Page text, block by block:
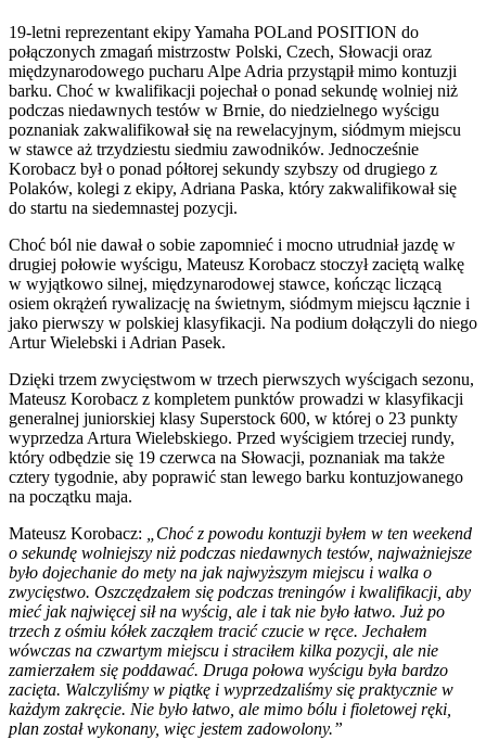
19-letni reprezentant ekipy Yamaha POLand POSITION do
połączonych zmagań mistrzostw Polski, Czech, Słowacji oraz
międzynarodowego pucharu Alpe Adria przystąpił mimo kontuzji
barku. Choć w kwalifikacji pojechał o ponad sekundę wolniej niż
podczas niedawnych testów w Brnie, do niedzielnego wyścigu
poznaniak zakwalifikował się na rewelacyjnym, siódmym miejscu
w stawce aż trzydziestu siedmiu zawodników. Jednocześnie
Korobacz był o ponad półtorej sekundy szybszy od drugiego z
Polaków, kolegi z ekipy, Adriana Paska, który zakwalifikował się
do startu na siedemnastej pozycji.
Choć ból nie dawał o sobie zapomnieć i mocno utrudniał jazdę w
drugiej połowie wyścigu, Mateusz Korobacz stoczył zaciętą walkę
w wyjątkowo silnej, międzynarodowej stawce, kończąc liczącą
osiem okrążeń rywalizację na świetnym, siódmym miejscu łącznie i
jako pierwszy w polskiej klasyfikacji. Na podium dołączyli do niego
Artur Wielebski i Adrian Pasek.
Dzięki trzem zwycięstwom w trzech pierwszych wyścigach sezonu,
Mateusz Korobacz z kompletem punktów prowadzi w klasyfikacji
generalnej juniorskiej klasy Superstock 600, w której o 23 punkty
wyprzedza Artura Wielebskiego. Przed wyścigiem trzeciej rundy,
który odbędzie się 19 czerwca na Słowacji, poznaniak ma także
cztery tygodnie, aby poprawić stan lewego barku kontuzjowanego
na początku maja.
Mateusz Korobacz:
„Choć z powodu kontuzji byłem w ten weekend
o sekundę wolniejszy niż podczas niedawnych testów, najważniejsze
było dojechanie do mety na jak najwyższym miejscu i walka o
zwycięstwo. Oszczędzałem się podczas treningów i kwalifikacji, aby
mieć jak najwięcej sił na wyścig, ale i tak nie było łatwo. Już po
trzech z ośmiu kółek zacząłem tracić czucie w ręce. Jechałem
wówczas na czwartym miejscu i straciłem kilka pozycji, ale nie
zamierzałem się poddawać. Druga połowa wyścigu była bardzo
zacięta. Walczyliśmy w piątkę i wyprzedzaliśmy się praktycznie w
każdym zakręcie. Nie było łatwo, ale mimo bólu i fioletowej ręki,
plan został wykonany, więc jestem zadowolony.”